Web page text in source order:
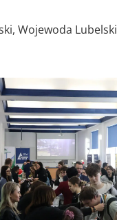
Wojewoda Lubelski